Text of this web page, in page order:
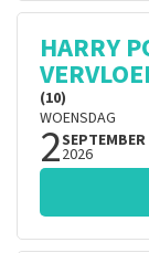
HARRY
(10)
WOENSDAG
2SEPTEMBER
2026